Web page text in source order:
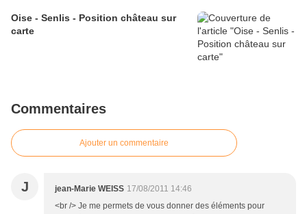
Oise - Senlis - Position château sur
carte
Commentaires
Ajouter un commentaire
J jean-Marie WEISS 17/08/2011 14:46
<br /> Je me permets de vous donner des éléments pour